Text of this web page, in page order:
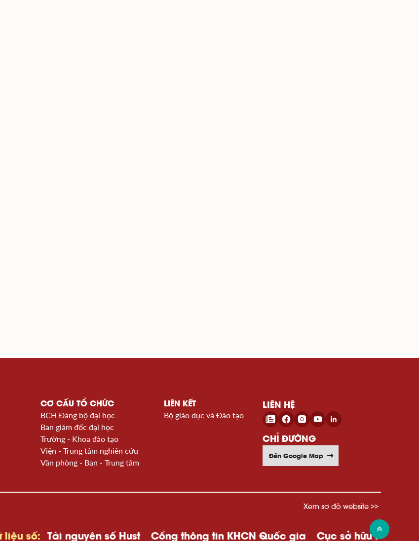
CƠ CẤU TỔ CHỨC
BCH Đảng bộ đại học
Ban giám đốc đại học
Trường - Khoa đào tạo
Viện - Trung tâm nghiên cứu
Văn phòng - Ban - Trung tâm
LIÊN KẾT
Bộ giáo dục và Đào tạo
LIÊN HỆ
CHỈ ĐƯỜNG
Đến Google Map
Xem sơ đồ website >>
Tài nguyên số Hust Cổng thông tin KHCN Quốc gia Cục sở hữu trí tuệ Wipo